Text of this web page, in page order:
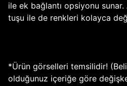
ile ek bağlantı opsiyonu
tuşu ile de renkleri kolayca
*Ürün görselleri temsilidir!
olduğunuz içeriğe göre